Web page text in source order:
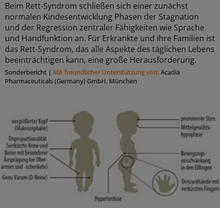
Beim Rett-Syndrom schließen sich einer zunächst
normalen Kindesentwicklung Phasen der Stagnation
und der Regression zentraler Fähigkeiten wie Sprache
und Handfunktion an. Für Erkrankte und ihre Familien ist
das Rett-Syndrom, das alle Aspekte des täglichen Lebens
beeinträchtigen kann, eine große Herausforderung.
Sonderbericht | Mit freundlicher Unterstützung von:Acadia
Pharmaceuticals (Germany) GmbH, München